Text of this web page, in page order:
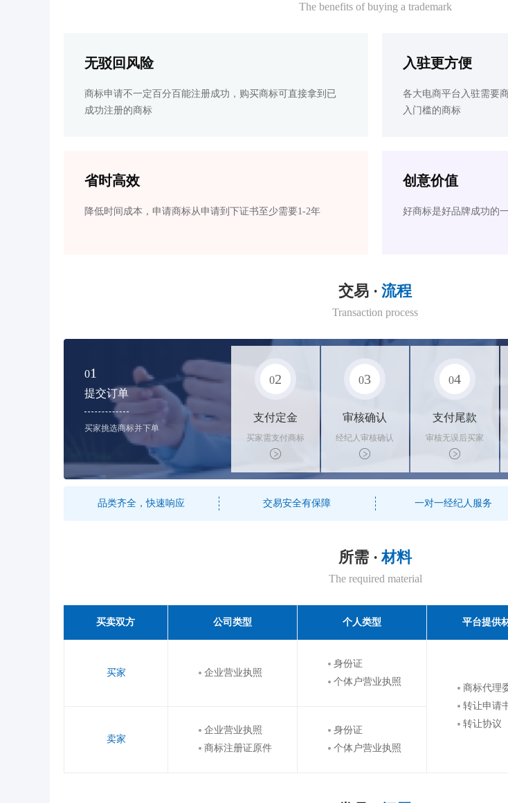
The benefits of buying a trademark
无驳回风险
商标申请不一定百分百能注册成功，购买商标可直接拿到已
成功注册的商标
入驻更方便
各大电商平台入驻需要
入门槛的商标
省时高效
降低时间成本，申请商标从申请到下证书至少需要1-2年
创意价值
好商标是好品牌成功的
交易 · 流程
Transaction process
01
提交订单
买家挑选商标并下单
02
支付定金
买家需支付商标
标价的10%的购
买订金
03
审核确认
经纪人审核确认
商标状态
04
支付尾款
审核无误后买家
支付尾款，卖家
办理相关手续
品类齐全，快速响应 交易安全有保障 一对一经纪人服务
所需 · 材料
The required material
买卖双方 公司类型 个人类型 平台提供
买家 企业营业执照
身份证
个体户营业执照
商标代理
转让申请
转让协议
卖家
企业营业执照
商标注册证原件
身份证
个体户营业执照